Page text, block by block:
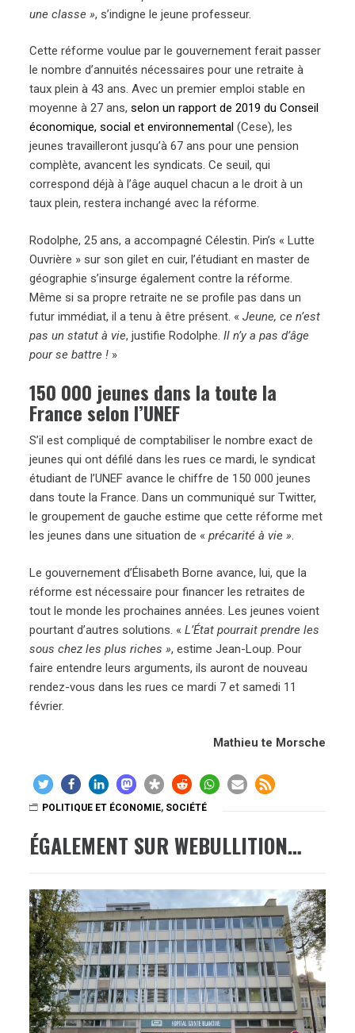
une classe », s’indigne le jeune professeur.
Cette réforme voulue par le gouvernement ferait passer
le nombre d’annuités nécessaires pour une retraite à
taux plein à 43 ans. Avec un premier emploi stable en
moyenne à 27 ans,selon un rapport de 2019 du Conseil
économique, social et environnemental (Cese), les
jeunes travailleront jusqu’à 67 ans pour une pension
complète, avancent les syndicats. Ce seuil, qui
correspond déjà à l’âge auquel chacun a le droit à un
taux plein, restera inchangé avec la réforme.
Rodolphe, 25 ans, a accompagné Célestin. Pin’s « Lutte
Ouvrière » sur son gilet en cuir, l’étudiant en master de
géographie s’insurge également contre la réforme.
Même si sa propre retraite ne se profile pas dans un
futur immédiat, il a tenu à être présent. «Jeune, ce n’est
pas un statut à vie, justifie Rodolphe. Il n’y a pas d’âge
pour se battre ! »
150 000 jeunes dans la toute la
France selon l’UNEF
S’il est compliqué de comptabiliser le nombre exact de
jeunes qui ont défilé dans les rues ce mardi, le syndicat
étudiant de l’UNEF avance le chiffre de 150 000 jeunes
dans toute la France. Dans un communiqué sur Twitter,
le groupement de gauche estime que cette réforme met
les jeunes dans une situation de «précarité à vie ».
Le gouvernement d’Élisabeth Borne avance, lui, que la
réforme est nécessaire pour financer les retraites de
tout le monde les prochaines années. Les jeunes voient
pourtant d’autres solutions. «L’État pourrait prendre les
sous chez les plus riches », estime Jean-Loup. Pour
faire entendre leurs arguments, ils auront de nouveau
rendez-vous dans les rues ce mardi 7 et samedi 11
février.
Mathieu te Morsche
POLITIQUE ET ÉCONOMIE, SOCIÉTÉ
ÉGALEMENT SUR WEBULLITION…